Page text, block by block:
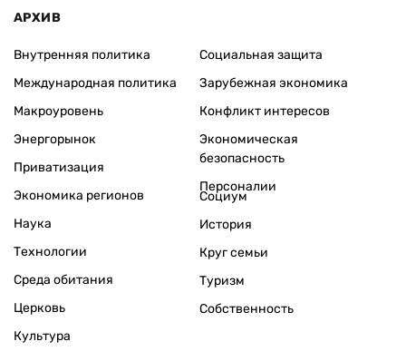
АРХИВ
Внутренняя политика
Международная политика
Макроуровень
Энергорынок
Приватизация
Экономика регионов
Социальная защита
Зарубежная экономика
Конфликт интересов
Экономическая
безопасность
Персоналии
Наука
Технологии
Среда обитания
Церковь
Культура
Социум
История
Круг семьи
Туризм
Собственность